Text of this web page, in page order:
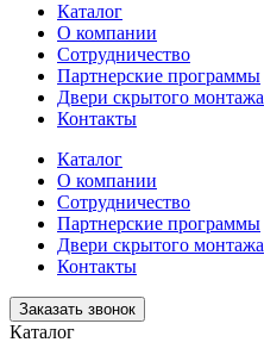
Каталог
О компании
Сотрудничество
Партнерские программы
Двери скрытого монтажа
Контакты
Каталог
О компании
Сотрудничество
Партнерские программы
Двери скрытого монтажа
Контакты
Заказать звонок
Каталог